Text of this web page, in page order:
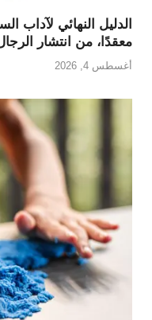
معقدًا، من انتشار
أغسطس 4, 2026